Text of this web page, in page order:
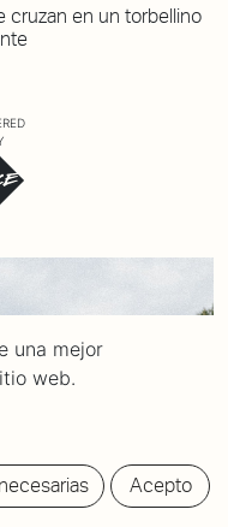
cruzan en un torbellino
una mejor
web.
Acepto